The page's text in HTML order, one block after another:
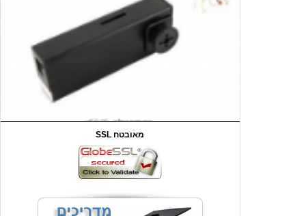
שעון יד לילדים קוף \תכלת
₪90.00 מחיר שוק
₪44.00 המחיר שלך
₪49.00 המחיר כולל משלוח :
SSL מאובטח